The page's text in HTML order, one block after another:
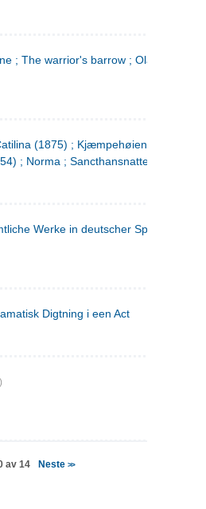
; The warrior's barrow ; Olaf Liljekrans
(1875) ; Kjæmpehøien (1850) ;
; Norma ; Sancthansnatten
Werke in deutscher Sprache. 2
Digtning i een Act
av 14 Neste>>